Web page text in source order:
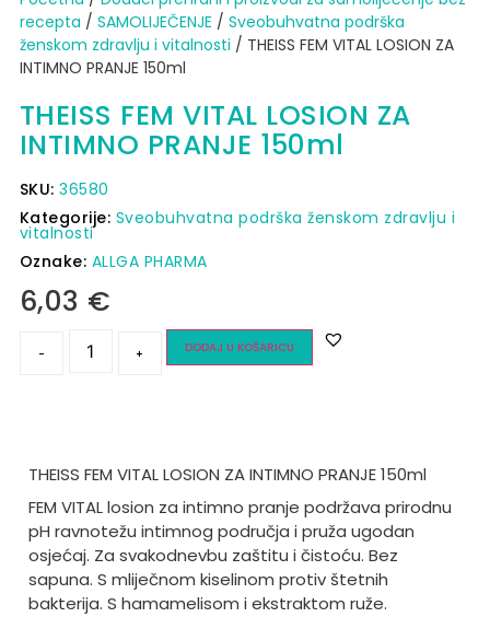
recepta / SAMOLIJEČENJE / Sveobuhvatna podrška
ženskom zdravlju i vitalnosti / THEISS FEM VITAL LOSION ZA
INTIMNO PRANJE 150ml
THEISS FEM VITAL LOSION ZA
INTIMNO PRANJE 150ml
SKU:36580
Kategorije: Sveobuhvatna podrška ženskom zdravlju i
vitalnosti
Oznake: ALLGA PHARMA
6,03 €
- + DODAJ U KOŠARICU
THEISS FEM VITAL LOSION ZA INTIMNO PRANJE 150ml
FEM VITAL losion za intimno pranje podržava prirodnu
pH ravnotežu intimnog područja i pruža ugodan
osjećaj. Za svakodnevbu zaštitu i čistoću. Bez
sapuna. S mliječnom kiselinom protiv štetnih
bakterija. S hamamelisom i ekstraktom ruže.